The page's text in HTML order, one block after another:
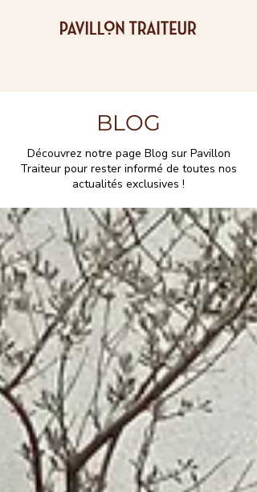
BLOG
Découvrez notre page Blog sur Pavillon
Traiteur pour rester informé de toutes nos
actualités exclusives !